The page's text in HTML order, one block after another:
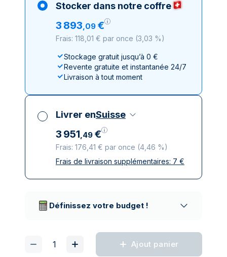
Stocker dans notre coffre
3 893,09 €
Frais: 118,01 € par once (3,03 %)
Stockage gratuit jusqu’à 0 €
Revente gratuite et instantanée 24/7
Livraison à tout moment
Livrer enSuisse
3 951,49 €
Frais: 176,41 € par once (4,46 %)
Toutes taxes comprises
Frais de livraison supplémentaires: 7 €
Définissez votre budget !
Ajout panier